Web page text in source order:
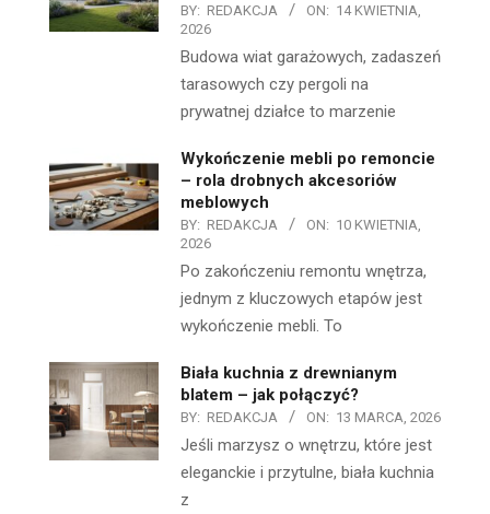
BY: REDAKCJA ON: 14 KWIETNIA,
2026
Budowa wiat garażowych, zadaszeń
tarasowych czy pergoli na
prywatnej działce to marzenie
Wykończenie mebli po remoncie
– rola drobnych akcesoriów
meblowych
BY: REDAKCJA ON: 10 KWIETNIA,
2026
Po zakończeniu remontu wnętrza,
jednym z kluczowych etapów jest
wykończenie mebli. To
Biała kuchnia z drewnianym
blatem – jak połączyć?
BY: REDAKCJA ON: 13 MARCA, 2026
Jeśli marzysz o wnętrzu, które jest
eleganckie i przytulne, biała kuchnia
z